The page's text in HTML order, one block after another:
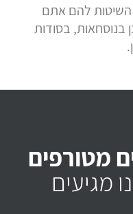
השיטות להם אתם
בנוסחאות, בסודות
מטורפים
מגיעים